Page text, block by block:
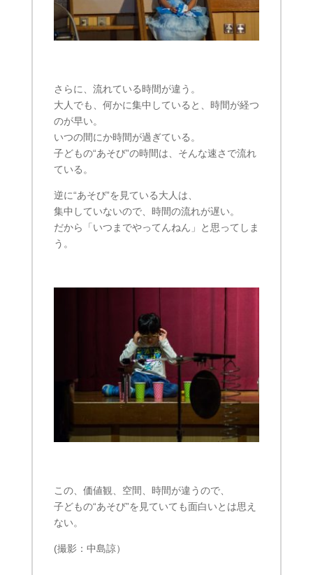
さらに、流れている時間が違う。
大人でも、何かに集中していると、時間が経つ
のが早い。
いつの間にか時間が過ぎている。
子どもの“あそび”の時間は、そんな速さで流れ
ている。
逆に“あそび”を見ている大人は、
集中していないので、時間の流れが遅い。
だから「いつまでやってんねん」と思ってしま
う。
この、価値観、空間、時間が違うので、
子どもの“あそび”を見ていても面白いとは思え
ない。
(撮影：中島諒）